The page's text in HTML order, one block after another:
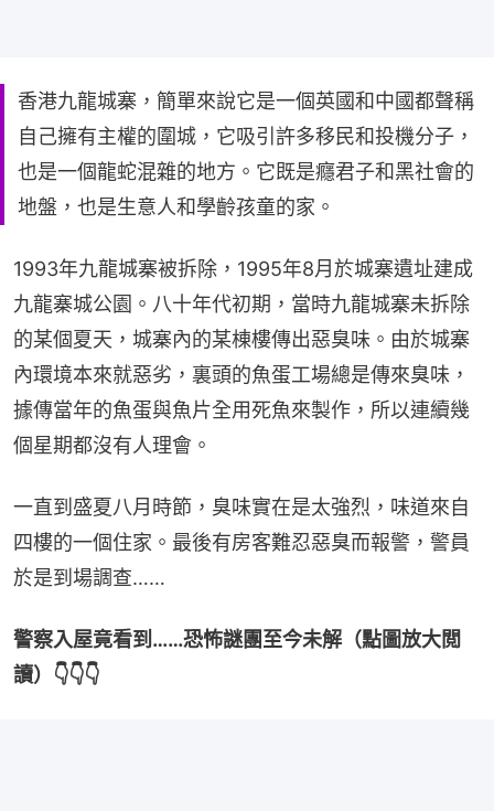
香港九龍城寨，簡單來說它是一個英國和中國都聲稱
自己擁有主權的圍城，它吸引許多移民和投機分子，
也是一個龍蛇混雜的地方。它既是癮君子和黑社會的
地盤，也是生意人和學齡孩童的家。
1993年九龍城寨被拆除，1995年8月於城寨遺址建成
九龍寨城公園。八十年代初期，當時九龍城寨未拆除
的某個夏天，城寨內的某棟樓傳出惡臭味。由於城寨
內環境本來就惡劣，裏頭的魚蛋工場總是傳來臭味，
據傳當年的魚蛋與魚片全用死魚來製作，所以連續幾
個星期都沒有人理會。
一直到盛夏八月時節，臭味實在是太強烈，味道來自
四樓的一個住家。最後有房客難忍惡臭而報警，警員
於是到場調查……
警察入屋竟看到……恐怖謎團至今未解（點圖放大閲
讀）👇👇👇